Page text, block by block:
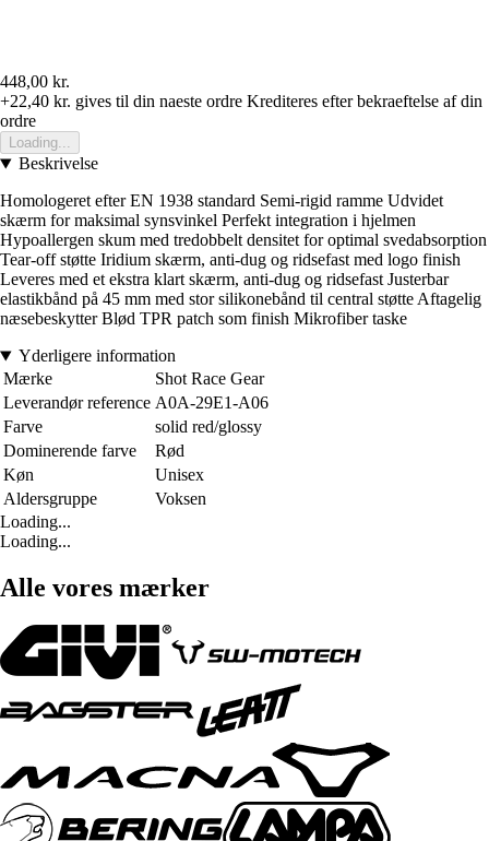
448,00 kr.
+22,40 kr. gives til din naeste ordre Krediteres efter bekraeftelse af din
ordre
Loading...
Beskrivelse
Homologeret efter EN 1938 standard Semi-rigid ramme Udvidet
skærm for maksimal synsvinkel Perfekt integration i hjelmen
Hypoallergen skum med tredobbelt densitet for optimal svedabsorption
Tear-off støtte Iridium skærm, anti-dug og ridsefast med logo finish
Leveres med et ekstra klart skærm, anti-dug og ridsefast Justerbar
elastikbånd på 45 mm med stor silikonebånd til central støtte Aftagelig
næsebeskytter Blød TPR patch som finish Mikrofiber taske
Yderligere information
Mærke
Shot Race Gear
Leverandør reference A0A-29E1-A06
Farve
solid red/glossy
Dominerende farve
Rød
Køn
Unisex
Aldersgruppe
Voksen
Loading...
Loading...
Alle vores mærker